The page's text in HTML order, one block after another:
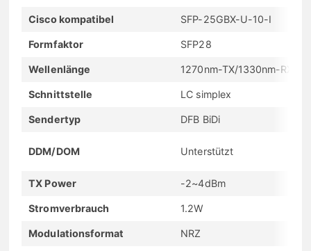
Cisco kompatibel SFP-25GBX-U-10-I
Formfaktor SFP28
Wellenlänge 1270nm-TX/1330nm-RX
Schnittstelle LC simplex
Sendertyp DFB BiDi
DDM/DOM Unterstützt
TX Power -2~4dBm
Stromverbrauch 1.2W
Modulationsformat NRZ